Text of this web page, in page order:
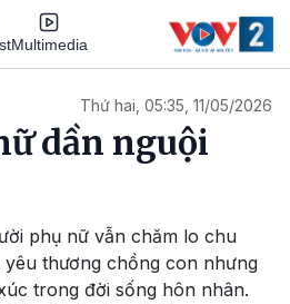
Multimedia
Thứ hai, 05:35, 11/05/2026
dần nguội
phụ nữ vẫn chăm lo chu
thương chồng con nhưng
trong đời sống hôn nhân.